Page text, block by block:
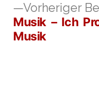
Vorheriger
Musik – Ich
Musik